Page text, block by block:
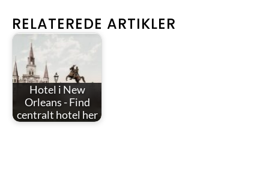
RELATEREDE ARTIKLER
Hotel i New
Orleans - Find
centralt hotel her